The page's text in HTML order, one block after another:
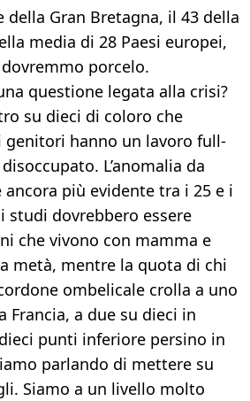
della Gran Bretagna, il 43 della
media di 28 Paesi europei,
porcelo.
questione legata alla crisi?
su dieci di coloro che
genitori hanno un lavoro full-
L’anomalia da
più evidente tra i 25 e i
studi dovrebbero essere
che vivono con mamma e
metà, mentre la quota di chi
ombelicale crolla a uno
Francia, a due su dieci in
punti inferiore persino in
parlando di mettere su
Siamo a un livello molto